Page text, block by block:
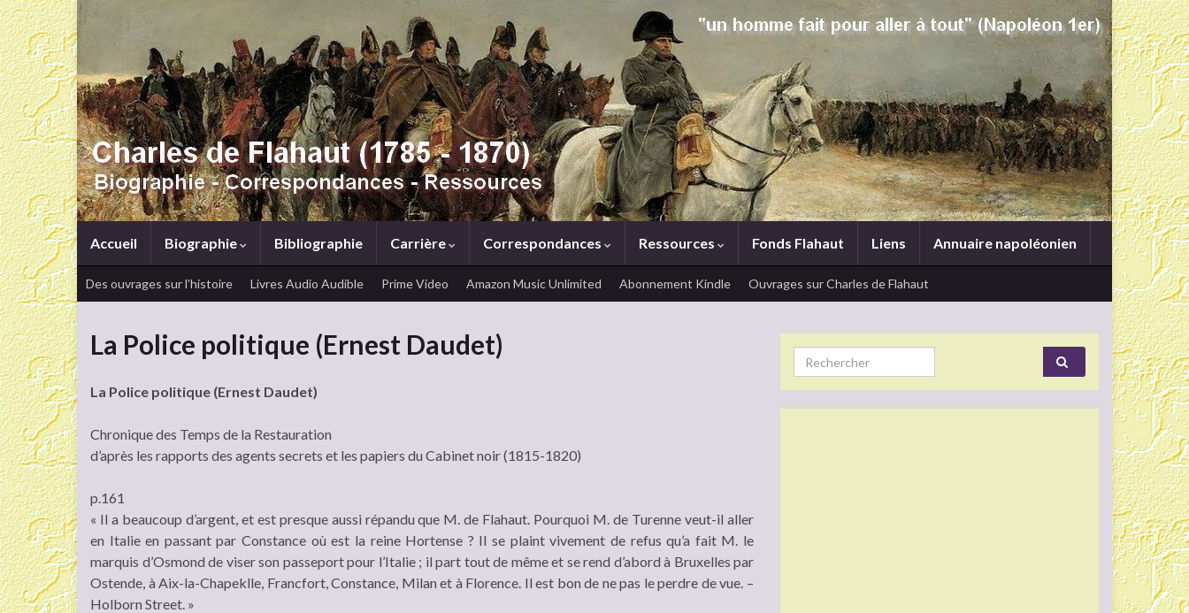
Accueil Biographie Bibliographie Carrière Correspondances Ressources Fonds Flahaut Liens Annuaire napoléonien
Des ouvrages sur l’histoire Livres Audio Audible Prime Video Amazon Music Unlimited Abonnement Kindle Ouvrages sur Charles de Flahaut
La Police politique (Ernest Daudet)
La Police politique (Ernest Daudet)
Chronique des Temps de la Restauration
d’après les rapports des agents secrets et les papiers du Cabinet noir (1815-1820)
p.161
« Il a beaucoup d’argent, et est presque aussi répandu que M. de Flahaut. Pourquoi M. de Turenne veut-il aller
en Italie en passant par Constance où est la reine Hortense ? Il se plaint vivement de refus qu’a fait M. le
marquis d’Osmond de viser son passeport pour l’Italie ; il part tout de même et se rend d’abord à Bruxelles par
Ostende, à Aix-la-Chapeklle, Francfort, Constance, Milan et à Florence. Il est bon de ne pas le perdre de vue. –
Holborn Street. »
Search for: